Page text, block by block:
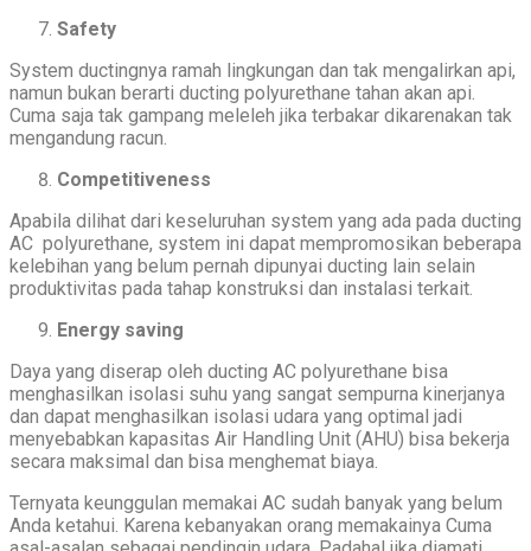
Safety
System ductingnya ramah lingkungan dan tak mengalirkan api,
namun bukan berarti ducting polyurethane tahan akan api.
Cuma saja tak gampang meleleh jika terbakar dikarenakan tak
mengandung racun.
Competitiveness
Apabila dilihat dari keseluruhan system yang ada pada ducting
AC polyurethane, system ini dapat mempromosikan beberapa
kelebihan yang belum pernah dipunyai ducting lain selain
produktivitas pada tahap konstruksi dan instalasi terkait.
Energy saving
Daya yang diserap oleh ducting AC polyurethane bisa
menghasilkan isolasi suhu yang sangat sempurna kinerjanya
dan dapat menghasilkan isolasi udara yang optimal jadi
menyebabkan kapasitas Air Handling Unit (AHU) bisa bekerja
secara maksimal dan bisa menghemat biaya.
Ternyata keunggulan memakai AC sudah banyak yang belum
Anda ketahui. Karena kebanyakan orang memakainya Cuma